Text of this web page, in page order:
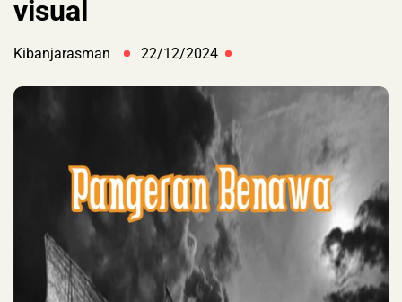
visual
Kibanjarasman 22/12/2024